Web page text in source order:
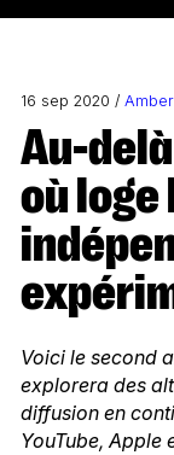
16 sep 2020 /
Au-delà des cinq géants:
où
Voici le second
explorera des
diffusion en
YouTube, Apple